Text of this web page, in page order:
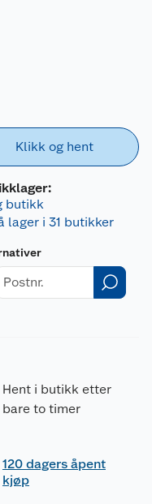
Klikk og hent
butikk
lager i 31 butikker
Hent i butikk etter
bare to timer
120 dagers åpent
kjøp